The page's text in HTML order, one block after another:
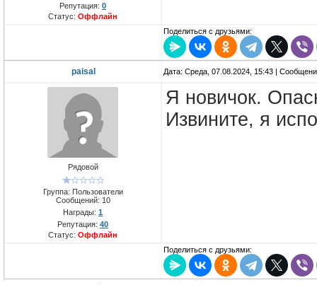
Репутация: 0
Статус: Оффлайн
Поделиться с друзьями:
paisal Дата: Среда, 07.08.2024, 15:43 |
Рядовой
Группа: Пользователи
Сообщений: 10
Награды: 1
Репутация: 40
Статус: Оффлайн
Я новичок.
Извините, я
Поделиться с друзьями: